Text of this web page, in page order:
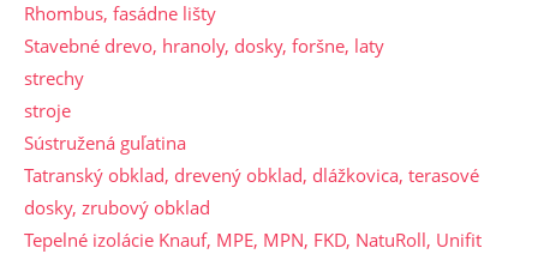
Rhombus, fasádne lišty
Stavebné drevo, hranoly, dosky, foršne, laty
strechy
stroje
Sústružená guľatina
Tatranský obklad, drevený obklad, dlážkovica, terasové
dosky, zrubový obklad
Tepelné izolácie Knauf, MPE, MPN, FKD, NatuRoll, Unifit